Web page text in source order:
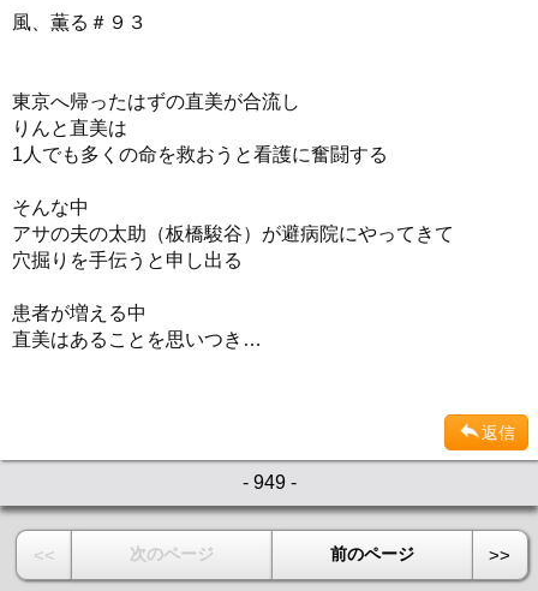
風、薫る＃９３
東京へ帰ったはずの直美が合流し
りんと直美は
1人でも多くの命を救おうと看護に奮闘する
そんな中
アサの夫の太助（板橋駿谷）が避病院にやってきて
穴掘りを手伝うと申し出る
患者が増える中
直美はあることを思いつき…
返信
- 949 -
<< 次のページ 前のページ >>